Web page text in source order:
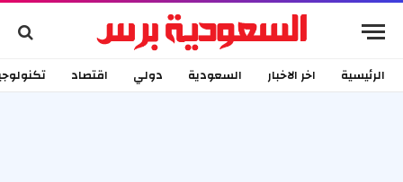
الرئيسية اخر الاخبار السعودية دولي اقتصاد